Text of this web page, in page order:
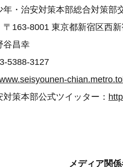
年・治安対策本部総合対策部
〒163-8001 東京都新宿区西
谷昌幸
5388-3127
策本部公式ツイッター：
メディア関